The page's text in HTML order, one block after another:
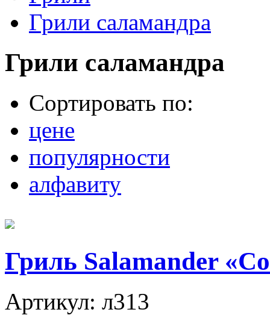
Грили саламандра
Грили саламандра
Сортировать по:
цене
популярности
алфавиту
Гриль Salamander
Артикул: л313